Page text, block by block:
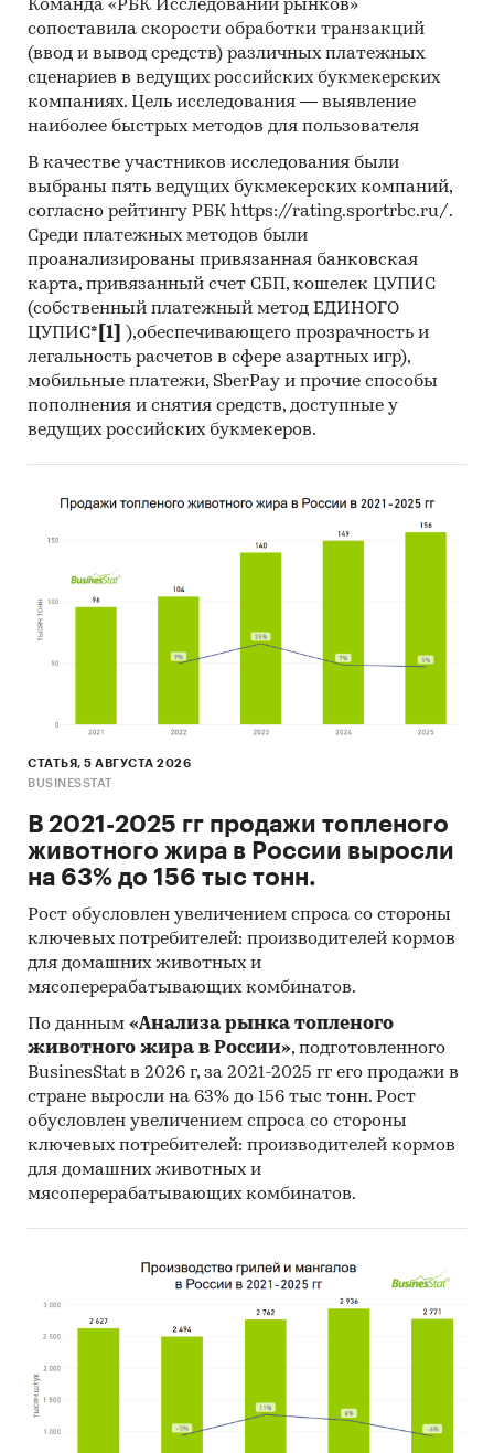
Необходимые инвестиции
тыс.
руб.
8 392
NPV
тыс.
руб.
***
PI раз ***
IRR % 52%
Срок окупаемости мес.
Дисконтированный срок
окупаемости
мес. ***
Выдержки из исследования
Дополнительное образование детей, г.
Москва
Для организаций дополнительного
номенклатура названий. В наименованиях
образовательных организаций указываются
особенности деятельности.
В г. Москва на 01.01.2020 г. насчитывалось ***
заведений дополнительного образования (с
учетом филиалов). Наиболее
«школы» (искусств: музыкальная,
Диаграмма 1. Структура сети учреждений
дополнительного образования, г. Москва, 2019
***
Количество учреждений дополнительного
образования по художественно-творческому
направлению в г. Москве на 01.01.2020 г.
составило *** ед., в том числе:
центры – *** ед.;
дворцы – *** ед.;
дома – *** ед.;
школы – *** ед.
Действующее законодательство структурирует
направленностям: технической, естественно-
научной, физкультурно-спортивной,
художественной, туристско-краеведческой и
Диаграмма 2. Распределение учащихся по
направленностям дополнительных
Команда «РБК Исследований рынков»
сопоставила скорости обработки транзакций
(ввод и вывод средств) различных платежных
сценариев в ведущих российских букмекерских
компаниях. Цель исследования — выявление
наиболее быстрых методов для пользователя
В качестве участников исследования были
выбраны пять ведущих букмекерских компаний,
согласно рейтингу РБК https://rating.sportrbc.ru/.
Среди платежных методов были
проанализированы привязанная банковская
карта, привязанный счет СБП, кошелек ЦУПИС
(собственный платежный метод ЕДИНОГО
ЦУПИС* [1]
),обеспечивающего прозрачность и
легальность расчетов в сфере азартных игр),
мобильные платежи, SberPay и прочие способы
пополнения и снятия средств, доступные у
ведущих российских букмекеров.
СТАТЬЯ, 5 АВГУСТА 2026
BUSINESSTAT
В 2021-2025 гг продажи топленого
животного жира в России выросли
на 63% до 156 тыс тонн.
Рост обусловлен увеличением спроса со стороны
ключевых потребителей: производителей кормов
для домашних животных и
мясоперерабатывающих комбинатов.
По данным «Анализа рынка топленого
животного жира в России», подготовленного
BusinesStat в 2026 г, за 2021-2025 гг его продажи в
стране выросли на 63% до 156 тыс тонн. Рост
обусловлен увеличением спроса со стороны
ключевых потребителей: производителей кормов
для домашних животных и
мясоперерабатывающих комбинатов.